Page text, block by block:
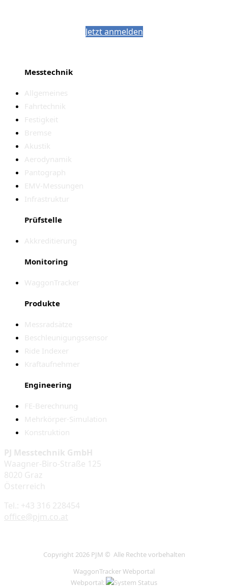
Jetzt anmelden
Messtechnik
Allgemeines
Fahrtechnik
Festigkeit
Bremse
Akustik
Aerodynamik
Pantograph
EMV-Messungen
Infrastruktur
Prüfstelle
Akkreditierung
Monitoring
WaggonTracker
Produkte
Messradsätze
Beschleunigungssensor
Ride Indexer
Kraftaufnehmer
Engineering
FE-Berechnung
Mehrkörper-Simulation
Konstruktion
PJ Messtechnik GmbH
Waagner-Biro-Straße 125
8020 Graz
Österreich
Tel.: +43 316 228454
office@pjm.co.at
Copyright 2026 PJM © Alle Rechte vorbehalten
WaggonTracker Webportal
Webportal: